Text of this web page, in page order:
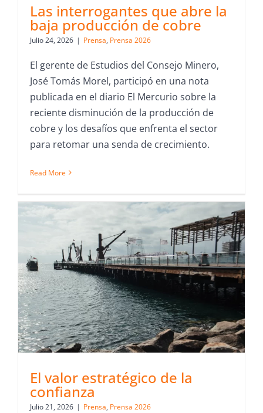
Las interrogantes que abre la
baja producción de cobre
Julio 24, 2026 | Prensa, Prensa 2026
El gerente de Estudios del Consejo Minero,
José Tomás Morel, participó en una nota
publicada en el diario El Mercurio sobre la
reciente disminución de la producción de
cobre y los desafíos que enfrenta el sector
para retomar una senda de crecimiento.
Read More
El valor estratégico de la
confianza
Julio 21, 2026 | Prensa, Prensa 2026